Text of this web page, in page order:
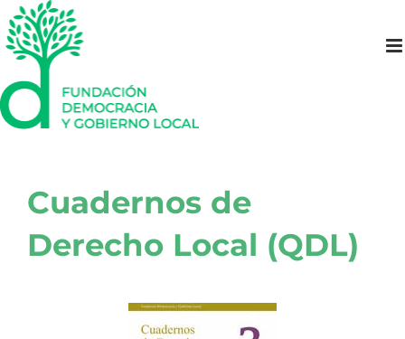
Saltar
al
contenido
Cuadernos de
Derecho Local (QDL)